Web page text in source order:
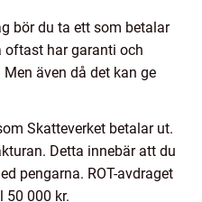
bör du ta ett som betalar
oftast har garanti och
även då det kan ge
Skatteverket betalar ut.
Detta innebär att du
pengarna. ROT-avdraget
50 000 kr.